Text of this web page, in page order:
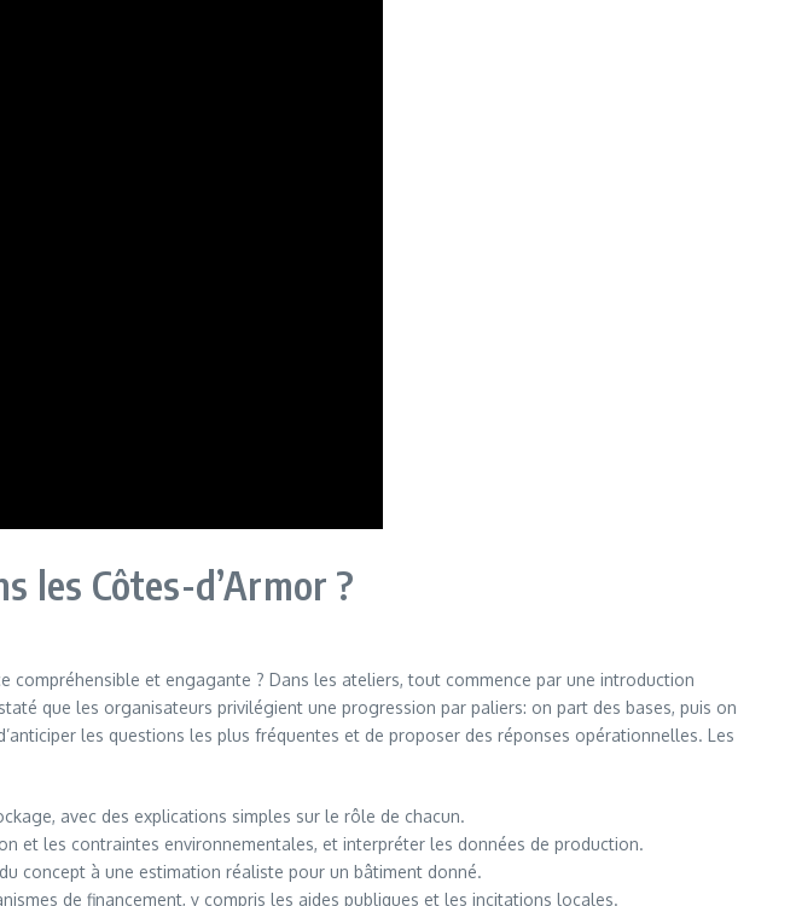
les Côtes-d’Armor ?
et engagante ? Dans les ateliers, tout commence par une introduction
que les organisateurs privilégient une progression par paliers: on part des bases, puis on
les questions les plus fréquentes et de proposer des réponses opérationnelles. Les
avec des explications simples sur le rôle de chacun.
et les contraintes environnementales, et interpréter les données de production.
concept à une estimation réaliste pour un bâtiment donné.
de financement, y compris les aides publiques et les incitations locales.